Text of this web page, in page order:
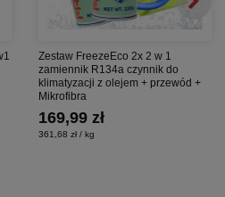
Zestaw FreezeEco 2x 2 w 1
zamiennik R134a czynnik do
klimatyzacji z olejem + przewód +
Mikrofibra
169,99 zł
361,68 zł / kg